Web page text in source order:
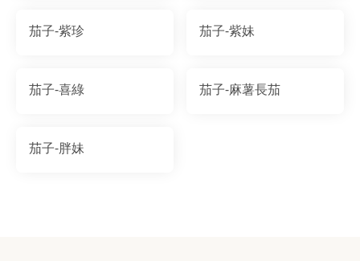
茄子-紫珍 茄子-紫妹
茄子-喜綠 茄子-麻薯長茄
茄子-胖妹